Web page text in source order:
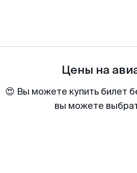
Цены на
😍 Вы можете купить билет
вы можете